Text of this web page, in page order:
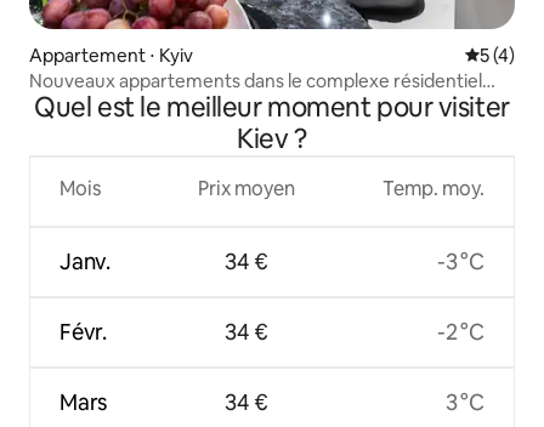
Appartement ⋅ Kyiv
5 (4)
Nouveaux appartements dans le complexe résidentiel
Seven
Quel est le meilleur moment pour visiter
Kiev ?
Mois
Janv.
Févr.
Mars
Prix moyen
34 €
34 €
34 €
Temp. moy.
-3 °C
-2 °C
3 °C